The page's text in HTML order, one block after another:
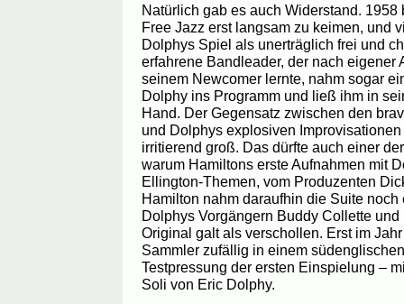
Natürlich gab es auch Widerstand.
Free Jazz erst langsam zu keimen, und
Dolphys Spiel als unerträglich frei und
erfahrene Bandleader, der nach eigener
seinem Newcomer lernte, nahm sogar
Dolphy ins Programm und ließ ihm in
Hand. Der Gegensatz zwischen den
und Dolphys explosiven
irritierend groß. Das dürfte auch einer
warum Hamiltons erste Aufnahmen mit
Ellington-Themen, vom Produzenten
Hamilton nahm daraufhin die Suite noch
Dolphys Vorgängern Buddy Collette
Original galt als verschollen. Erst im
Sammler zufällig in einem
Testpressung der ersten Einspielung –
Soli von Eric Dolphy.